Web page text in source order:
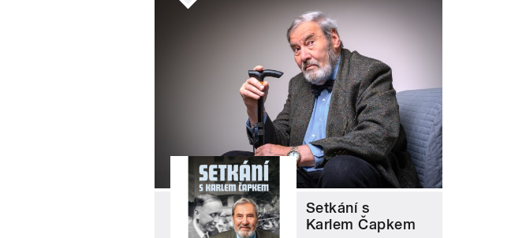
Setkání s
Karlem Čapkem